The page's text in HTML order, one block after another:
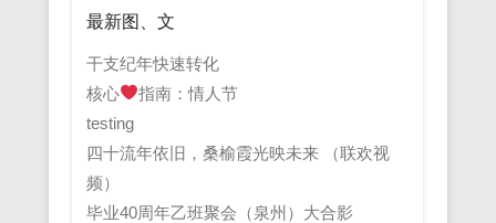
最新图、文
干支纪年快速转化
核心
指南：情人节
testing
四十流年依旧，桑榆霞光映未来 （联欢视
频）
毕业40周年乙班聚会（泉州）大合影